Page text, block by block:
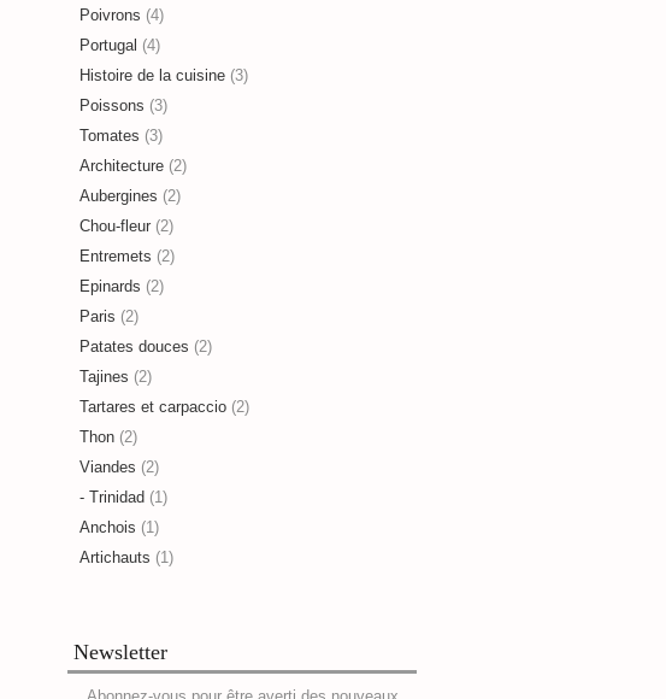
Poivrons (4)
Portugal (4)
Histoire de la cuisine (3)
Poissons (3)
Tomates (3)
Architecture (2)
Aubergines (2)
Chou-fleur (2)
Entremets (2)
Epinards (2)
Paris (2)
Patates douces (2)
Tajines (2)
Tartares et carpaccio (2)
Thon (2)
Viandes (2)
- Trinidad (1)
Anchois (1)
Artichauts (1)
Newsletter